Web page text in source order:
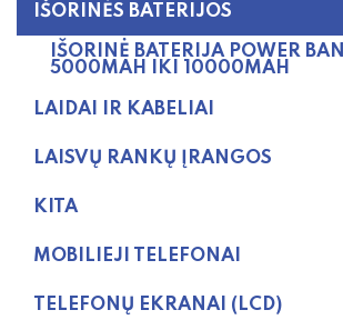
IŠORINĖS BATERIJOS
IŠORINĖ BATERIJA POWER
5000MAH IKI 10000MAH
LAIDAI IR KABELIAI
LAISVŲ RANKŲ ĮRANGOS
KITA
MOBILIEJI TELEFONAI
TELEFONŲ EKRANAI (LCD)